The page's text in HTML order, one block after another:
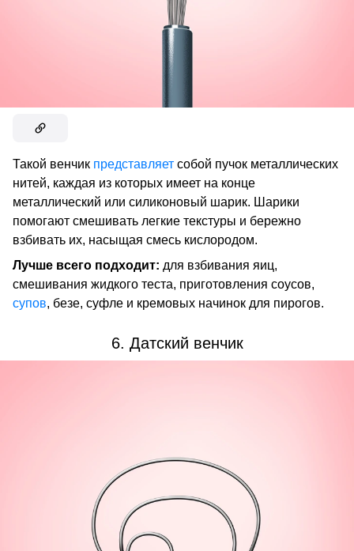
Такой венчик представляет собой пучок металлических
нитей, каждая из которых имеет на конце
металлический или силиконовый шарик. Шарики
помогают смешивать легкие текстуры и бережно
взбивать их, насыщая смесь кислородом.
Лучше всего подходит: для взбивания яиц,
смешивания жидкого теста, приготовления соусов,
супов, безе, суфле и кремовых начинок для пирогов.
6. Датский венчик